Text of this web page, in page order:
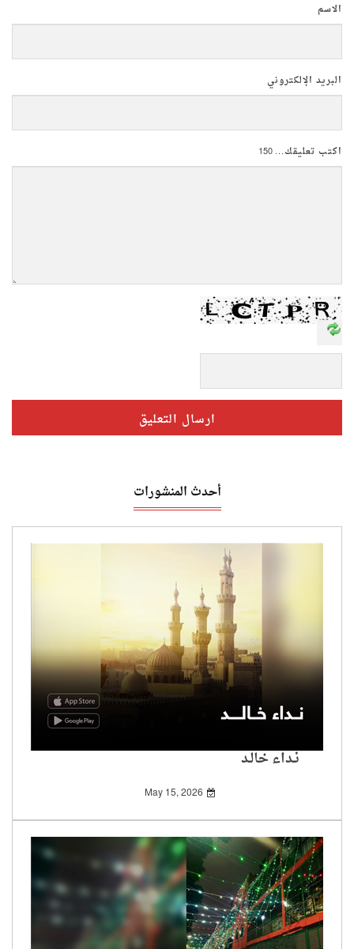
الاسم
البريد الإلكتروني
اكتب تعليقك...150
أحدث المنشورات
نـداء خالـد
May 15, 2026